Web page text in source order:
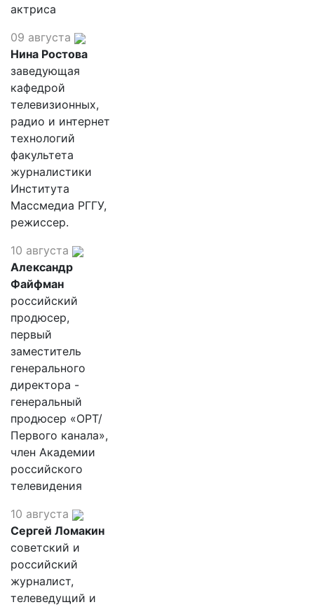
актриса
09 августа
Нина Ростова
заведующая
кафедрой
телевизионных,
радио и интернет
технологий
факультета
журналистики
Института
Массмедиа РГГУ,
режиссер.
10 августа
Александр
Файфман
российский
продюсер,
первый
заместитель
генерального
директора -
генеральный
продюсер «ОРТ/
Первого канала»,
член Академии
российского
телевидения
10 августа
Сергей Ломакин
советский и
российский
журналист,
телеведущий и